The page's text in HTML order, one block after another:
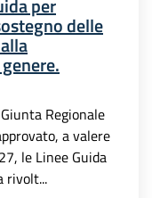
per
delle
Regionale
a valere
le Linee Guida
rivolt...